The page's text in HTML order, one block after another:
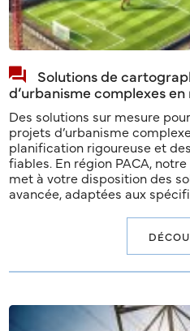
Solutions de
d’urbanisme complexes
Des solutions sur mesure
projets d’urbanisme
planification rigoureuse et
fiables. En région PACA,
met à votre disposition des
avancée, adaptées aux